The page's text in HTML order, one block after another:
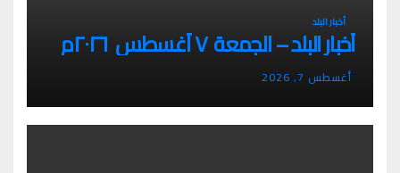
أخبار البلد
أخبار البلد – الجمعة ٧ أغسطس ٢٠٢٦م
أغسطس 7, 2026